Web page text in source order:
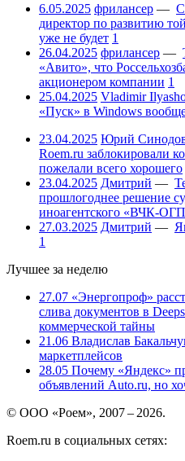
6.05.2025 фрилансер —
директор по развитию
уже не будет 1
26.04.2025 фрилансер —
«Авито», что
акционером компании 1
25.04.2025 Vladimir
«Пуск» в Windows
23.04.2025 Юрий
Roem.ru заблокировали
пожелали всего хорошего
23.04.2025 Дмитрий —
прошлогоднее решение
иноагентского «ВЧК-
27.03.2025 Дмитрий —
1
Лучшее за неделю
27.07 «Энергопроф»
слива документов в
коммерческой тайны
21.06 Владислав
маркетплейсов
28.05 Почему «Яндекс»
объявлений Auto.ru, но
© ООО «Роем», 2007 – 2026.
Roem.ru в социальных сетях: